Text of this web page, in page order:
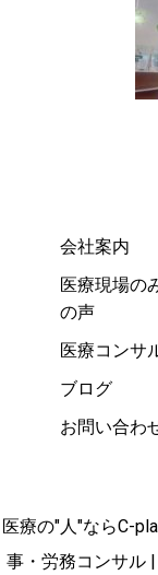
会社案内
医療現場の
の声
医療コンサ
ブログ
お問い合わ
医療の"人"ならC-
事・労務コンサル